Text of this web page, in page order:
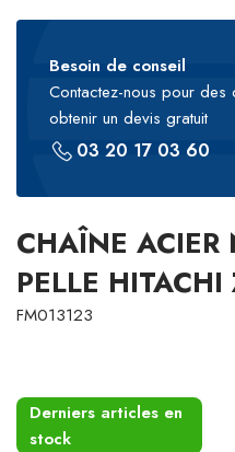
Besoin de conseil
Contactez-nous pour des
obtenir un devis gratuit
03 20 17 03 60
CHAÎNE ACIER
PELLE
FM013123
Derniers articles en
stock